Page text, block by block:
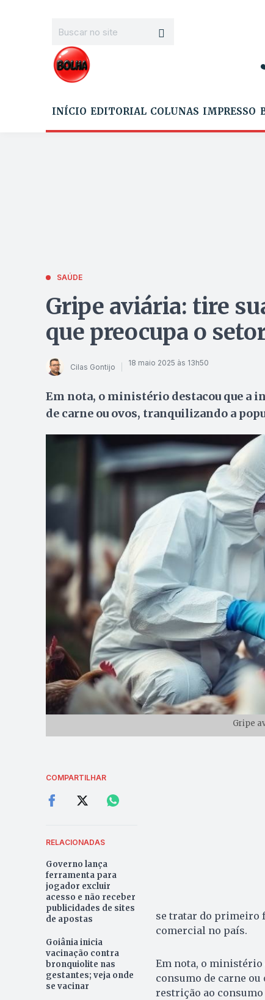
INÍCIO EDITORIAL COLUNAS IMPRESSO
SAÚDE
Gripe aviária: tire
que preocupa o
Cilas Gontijo 18 maio 2025 às 13h50
Em nota, o ministério destacou que a
de carne ou ovos, tranquilizando a
Gripe
COMPARTILHAR
RELACIONADAS
Governo lança
ferramenta para
jogador excluir
acesso e não receber
publicidades de sites
de apostas
Goiânia inicia
vacinação contra
bronquiolite nas
gestantes; veja onde
se vacinar
se tratar do primeiro
comercial no país.
Em nota, o
consumo de carne
restrição ao